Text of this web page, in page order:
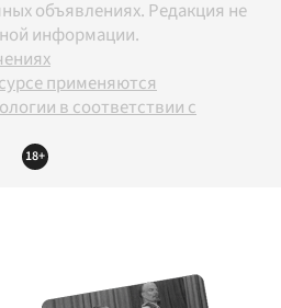
объявлениях. Редакция не
информации.
применяются
в соответствии с
18+